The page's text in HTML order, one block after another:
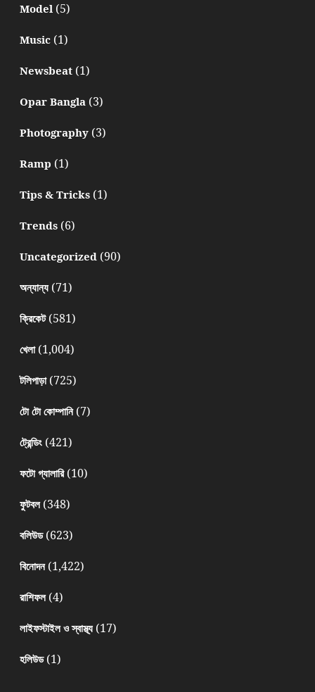
Model(5)
Music(1)
Newsbeat(1)
Opar Bangla(3)
Photography(3)
Ramp (1)
Tips & Tricks(1)
Trends(6)
Uncategorized(90)
অন্যান্য(71)
ক্রিকেট(581)
খেলা(1,004)
টলিপাড়া(725)
টো টো কোম্পানি(7)
ট্রেন্ডিং(421)
ফটো গ্যালারি(10)
ফুটবল(348)
বলিউড(623)
বিনোদন(1,422)
রাশিফল(4)
লাইফস্টাইল ও স্বাস্থ্য(17)
হলিউড(1)